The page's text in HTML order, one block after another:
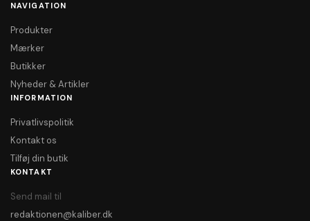
NAVIGATION
Produkter
Mærker
Butikker
Nyheder & Artikler
INFORMATION
Privatlivspolitik
Kontakt os
Tilføj din butik
KONTAKT
Send mail til
redaktionen@kaliber.dk